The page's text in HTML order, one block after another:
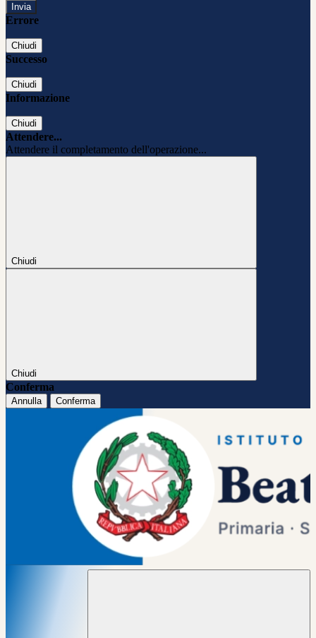
Errore
Chiudi
Successo
Chiudi
Informazione
Chiudi
Attendere...
Attendere il completamento dell'operazione...
Chiudi
Chiudi
Conferma
Annulla Conferma